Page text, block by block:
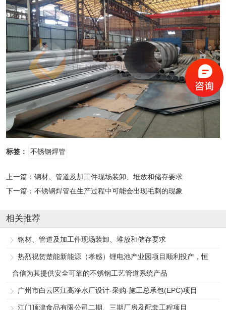
标签： 不锈钢焊管
上一篇： 钢材、管道及加工件现场装卸、堆放和储存要求
下一篇： 不锈钢焊管在生产过程中可能会出现毛刺的现象
相关推荐
钢材、管道及加工件现场装卸、堆放和储存要求
热烈祝贺楚能新能源（孝感）锂电池产业园项目顺利投产，恒
合信为其提供安全可靠的不锈钢工艺管道系统产品
广州市白云区江高净水厂设计-采购-施工总承包(EPC)项目
江门顶津食品有限公司二期、三期厂房及配套工程项目